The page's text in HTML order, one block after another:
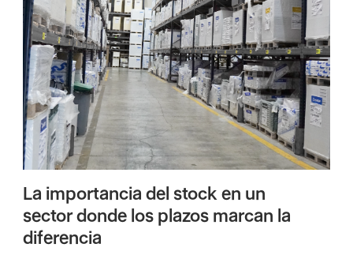
La importancia del stock en un
sector donde los plazos marcan la
diferencia